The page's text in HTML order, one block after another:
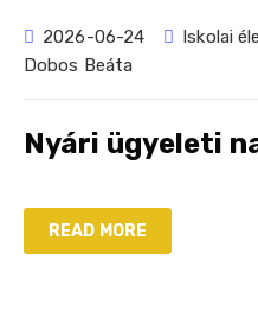
2026-06-24 Iskolai
Dobos Beáta
Nyári ügyeleti
READ MORE